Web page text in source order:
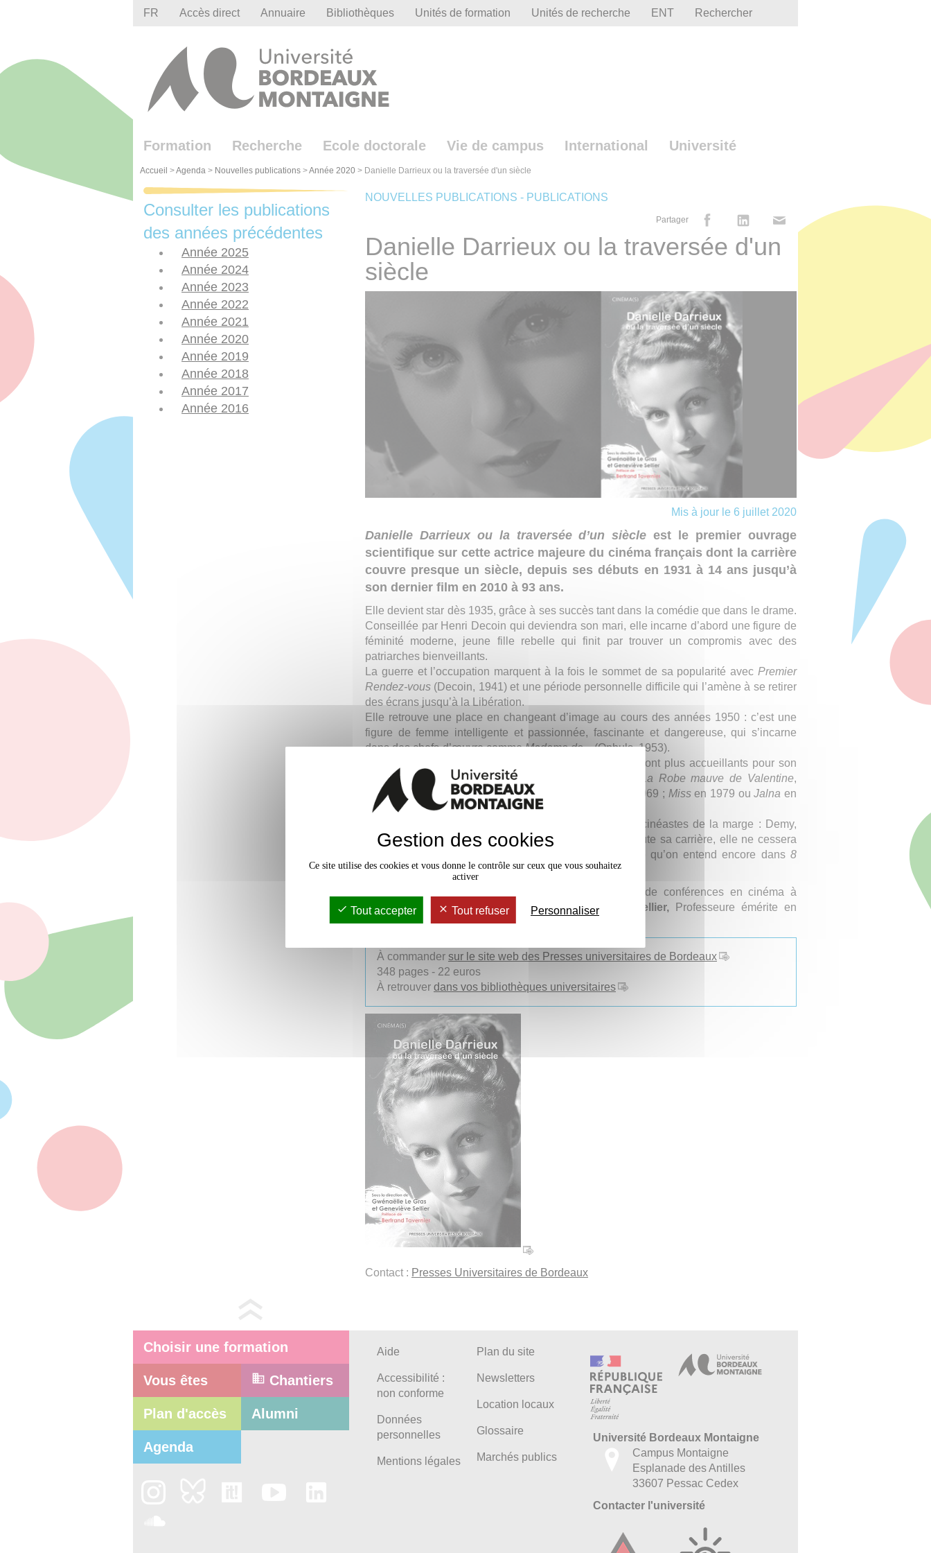
FR Accès direct Annuaire Bibliothèques Unités de formation Unités de recherche ENT Rechercher
Formation Recherche Ecole doctorale Vie de campus International Université
Accueil >Agenda > Nouvelles publications >Année 2020 > Danielle Darrieux ou la traversée d'un siècle
NOUVELLES PUBLICATIONS - PUBLICATIONS
Partager
Danielle Darrieux ou la traversée d'un
siècle
Mis à jour le 6 juillet 2020
Danielle Darrieux ou la traversée d’un siècle est le premier ouvrage
scientifique sur cette actrice majeure du cinéma français dont la carrière
couvre presque un siècle, depuis ses débuts en 1931 à 14 ans jusqu’à
son dernier film en 2010 à 93 ans.
Elle devient star dès 1935, grâce à ses succès tant dans la comédie que dans le drame.
Conseillée par Henri Decoin qui deviendra son mari, elle incarne d’abord une figure de
féminité moderne, jeune fille rebelle qui finit par trouver un compromis avec des
patriarches bienveillants.
La guerre et l’occupation marquent à la fois le sommet de sa popularité avec Premier
Rendez-vous(Decoin, 1941) et une période personnelle difficile qui l’amène à se retirer
des écrans jusqu’à la Libération.
Elle retrouve une place en changeant d’image au cours des années 1950 : c’est une
figure de femme intelligente et passionnée, fascinante et dangereuse, qui s’incarne
dans des chefs-d’œuvre commeMadame de...(Ophuls, 1953).
À partir des années 1960, le théâtre et la télévision seront plus accueillants pour son
talent et elle enchaîne les succès sur les planches (
La Robe mauve de Valentine,
Sagan, 1963) et sur le petit écran (le même Sagan en 1969 ; Missen 1979 ouJalna en
1994).
À partir des années 1970, elle brille encore chez des cinéastes de la marge : Demy,
Vecchiali, Delouche, Téchiné, Fontaine... Et pendant toute sa carrière, elle ne cessera
d’enregistrer des chansons, avec une voix de soprano qu’on entend encore dans 8
femmes(Ozon, 2002).
Maîtresse de conférences en cinéma à
l'Université Bordeaux Montaigne et deGeneviève Sellier,
Professeure émérite en
cinéma à l'Université Bordeaux Montaigne.
À commander sur le site web des Presses universitaires de Bordeaux
348 pages - 22 euros
À retrouver dans vos bibliothèques universitaires
Contact : Presses Universitaires de Bordeaux
Consulter les publications
des années précédentes
Année 2025
Année 2024
Année 2023
Année 2022
Année 2021
Année 2020
Année 2019
Année 2018
Année 2017
Année 2016
Choisir une formation
Vous êtes Chantiers
Plan d'accès Alumni
Agenda
Aide
Accessibilité :
non conforme
Données
personnelles
Mentions légales
Plan du site
Newsletters
Location locaux
Glossaire
Marchés publics
Université Bordeaux Montaigne
Campus Montaigne
Esplanade des Antilles
33607 Pessac Cedex
Contacter l'université
Gestion des cookies
Ce site utilise des cookies et vous donne le contrôle sur ceux que vous souhaitez
activer
Tout accepter Tout refuser Personnaliser